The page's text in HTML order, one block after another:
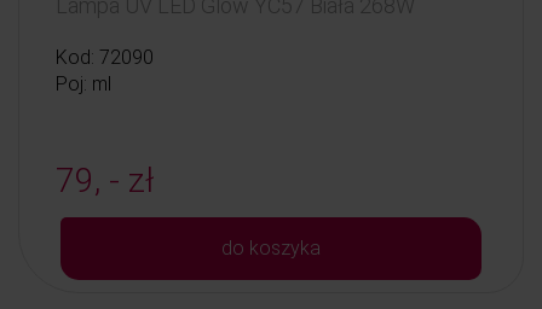
Kod: 72090
Poj: ml
79, - zł
do koszyka